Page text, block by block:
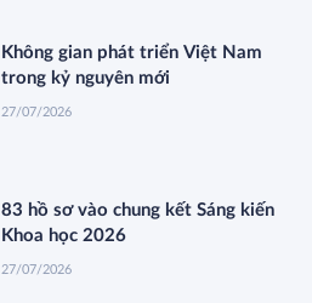
Không gian phát triển Việt Nam
trong kỷ nguyên mới
27/07/2026
83 hồ sơ vào chung kết Sáng kiến
Khoa học 2026
27/07/2026